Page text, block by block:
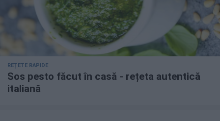
REȚETE RAPIDE
Sos pesto făcut în casă - rețeta autentică
italiană